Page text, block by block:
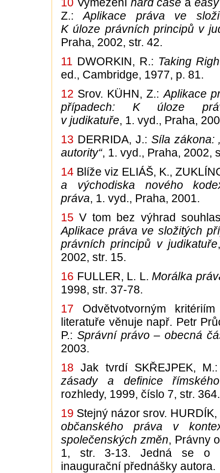
Z.:Aplikace práva ve
K úloze právních principů v
Praha, 2002, str. 42.
11 DWORKIN, R.: Taking
ed., Cambridge, 1977, p. 81.
12 Srov. KÜHN, Z.:Aplikace
případech: K úloze
v judikatuře, 1. vyd., Praha,
13 DERRIDA, J.: Síla zákona:
autority“, 1. vyd., Praha, 2002,
14 Blíže viz ELIÁŠ, K.,
a východiska nového
práva, 1. vyd., Praha, 2001.
15 V tom bez výhrad
Aplikace práva ve složitých
právních principů v judikatuře
2002, str. 15.
16 FULLER, L. L. Morálka
1998, str. 37-78.
17 Odvětvotvorným
literatuře věnuje např. Petr
P.: Správní právo – obecná
2003.
18 Jak tvrdí SKŘEJPEK,
zásady a definice
rozhledy, 1999, číslo 7, str. 364.
19 Stejný názor srov.
občanského práva v
společenských změn, Právny
1, str. 3-13. Jedná se o
inaugurační přednášky autora.